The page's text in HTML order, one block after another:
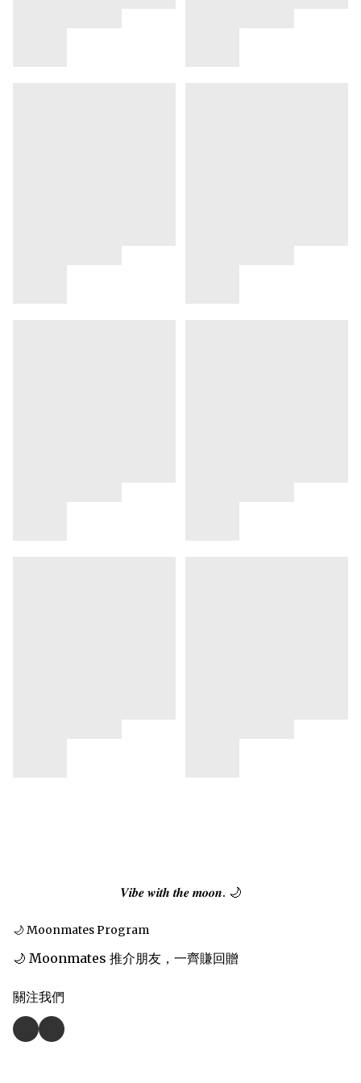
𝑽𝒊𝒃𝒆 𝒘𝒊𝒕𝒉 𝒕𝒉𝒆 𝒎𝒐𝒐𝒏. 🌙
🌙 Moonmates Program
🌙 Moonmates 推介朋友，一齊賺回贈
關注我們